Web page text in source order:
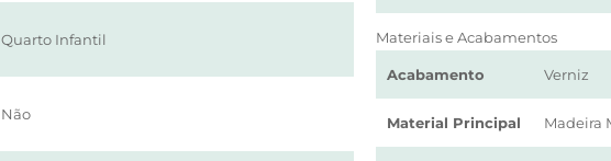
Quarto Infantil
Não
Materiais e Acabamentos
Acabamento Verniz
Material Principal Madeira